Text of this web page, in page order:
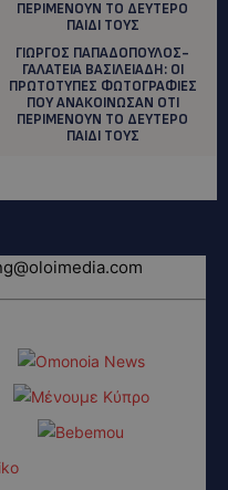
ΓΙΩΡΓΟΣ ΠΑΠΑΔΟΠΟΥΛΟΣ-
ΓΑΛΑΤΕΙΑ ΒΑΣΙΛΕΙΑΔΗ: ΟΙ
ΠΡΩΤΟΤΥΠΕΣ ΦΩΤΟΓΡΑΦΙΕΣ
ΠΟΥ ΑΝΑΚΟΙΝΩΣΑΝ ΟΤΙ
ΠΕΡΙΜΕΝΟΥΝ ΤΟ ΔΕΥΤΕΡΟ
ΠΑΙΔΙ ΤΟΥΣ